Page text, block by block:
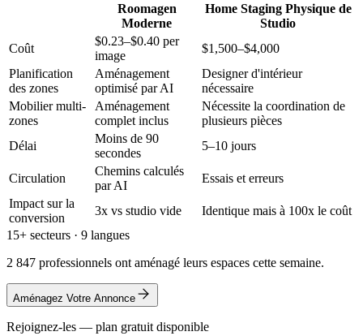
Roomagen
Moderne
Home Staging Physique de
Studio
Coût
$0.23–$0.40 per
image
$1,500–$4,000
Planification
des zones
Aménagement
optimisé par AI
Designer d'intérieur
nécessaire
Mobilier multi-
zones
Aménagement
complet inclus
Nécessite la coordination de
plusieurs pièces
Délai
Moins de 90
secondes
5–10 jours
Circulation
Chemins calculés
par AI
Essais et erreurs
Impact sur la
conversion
3x vs studio vide
Identique mais à 100x le coût
15+ secteurs · 9 langues
2 847 professionnels ont aménagé leurs espaces cette semaine.
Aménagez Votre Annonce
Rejoignez-les — plan gratuit disponible